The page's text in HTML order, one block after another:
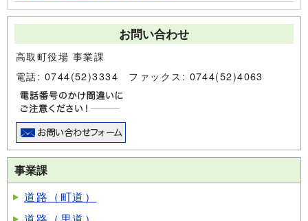
お問い合わせ
高取町役場 事業課
電話: 0744(52)3334 ファックス: 0744(52)4063
事業課
道路（町道）